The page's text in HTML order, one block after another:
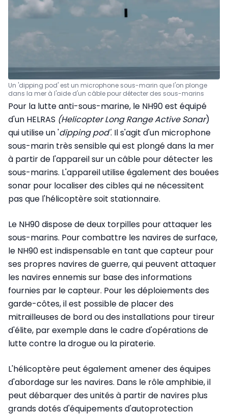
Un 'dipping pod' est un microphone sous-marin que l'on plonge
dans la mer à l'aide d'un câble pour détecter des sous-marins
Pour la lutte anti-sous-marine, le NH90 est équipé
d'un HELRAS (Helicopter Long Range Active Sonar)
qui utilise un 'dipping pod'. Il s'agit d'un microphone
sous-marin très sensible qui est plongé dans la mer
à partir de l'appareil sur un câble pour détecter les
sous-marins. L'appareil utilise également des bouées
sonar pour localiser des cibles qui ne nécessitent
pas que l'hélicoptère soit stationnaire.
Le NH90 dispose de deux torpilles pour attaquer les
sous-marins. Pour combattre les navires de surface,
le NH90 est indispensable en tant que capteur pour
ses propres navires de guerre, qui peuvent attaquer
les navires ennemis sur base des informations
fournies par le capteur. Pour les déploiements des
garde-côtes, il est possible de placer des
mitrailleuses de bord ou des installations pour tireur
d'élite, par exemple dans le cadre d'opérations de
lutte contre la drogue ou la piraterie.
L'hélicoptère peut également amener des équipes
d'abordage sur les navires. Dans le rôle amphibie, il
peut débarquer des unités à partir de navires plus
grands dotés d'équipements d'autoprotection